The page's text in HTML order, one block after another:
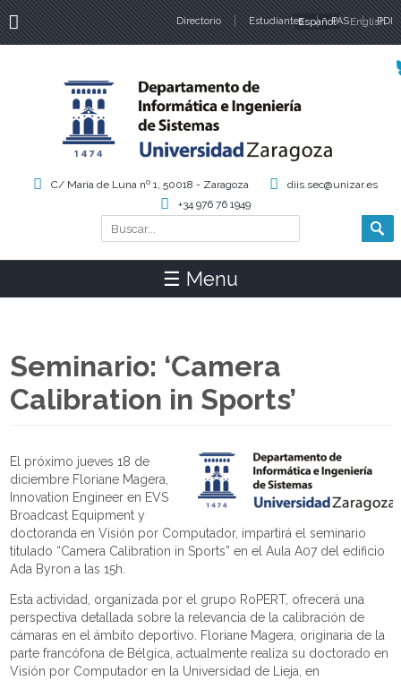
Directorio Estudiantes PAS PDI
Idiomas
Español English
Formulario de búsqueda
Buscar
C/ María de Luna nº 1, 50018 - Zaragoza
diis.sec@unizar.es
+34 976 76 1949
☰ Menu
Seminario: ‘Camera
Calibration in Sports’
El próximo jueves 18 de
diciembre Floriane Magera,
Innovation Engineer en EVS
Broadcast Equipment y
doctoranda en Visión por Computador, impartirá el seminario
titulado “Camera Calibration in Sports” en el Aula A07 del edificio
Ada Byron a las 15h.
Esta actividad, organizada por el grupo RoPERT, ofrecerá una
perspectiva detallada sobre la relevancia de la calibración de
cámaras en el ámbito deportivo. Floriane Magera, originaria de la
parte francófona de Bélgica, actualmente realiza su doctorado en
Visión por Computador en la Universidad de Lieja, en